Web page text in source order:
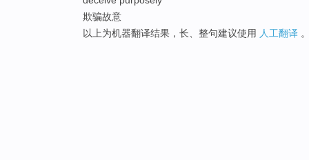
欺骗故意
以上为机器翻译结果，长、整句建议使用 人工翻译